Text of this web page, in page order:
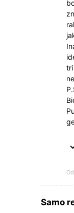
tri
Samo